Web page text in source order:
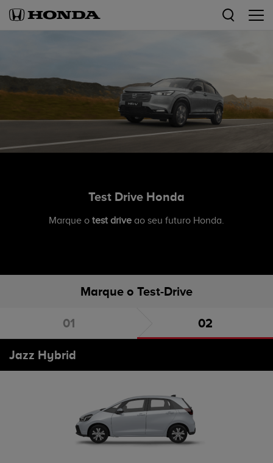
Test Drive Honda
Marque o test drive ao seu futuro Honda.
Marque o Test-Drive
Escolha o carro Marque o Test-Drive
Jazz Hybrid